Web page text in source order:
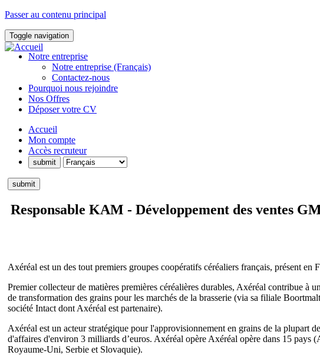
Passer au contenu principal
Toggle navigation
Notre entreprise
Notre entreprise (Français)
Contactez-nous
Pourquoi nous rejoindre
Nos Offres
Déposer votre CV
Accueil
Mon compte
Accès recruteur
Responsable KAM - Développement des ventes
Axéréal est un des tout premiers groupes coopératifs céréaliers français, présent en
Premier collecteur de matières premières céréalières durables, Axéréal contribue
de transformation des grains pour les marchés de la brasserie (via sa filiale
société Intact dont Axéréal est partenaire).
Axéréal est un acteur stratégique pour l'approvisionnement en grains de la plupart
d'affaires d'environ 3 milliards d’euros. Axéréal opère Axéréal opère dans 15
Royaume-Uni, Serbie et Slovaquie).